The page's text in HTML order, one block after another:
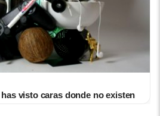
visto caras donde no existen